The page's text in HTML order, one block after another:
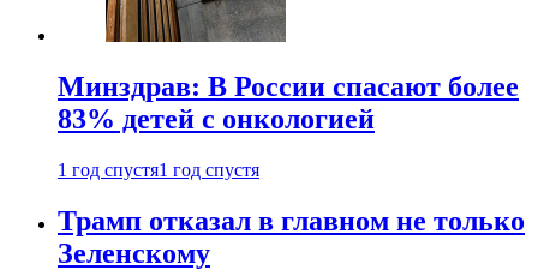
Минздрав: В России спасают более
83% детей с онкологией
1 год спустя1 год спустя
Трамп отказал в главном не только
Зеленскому